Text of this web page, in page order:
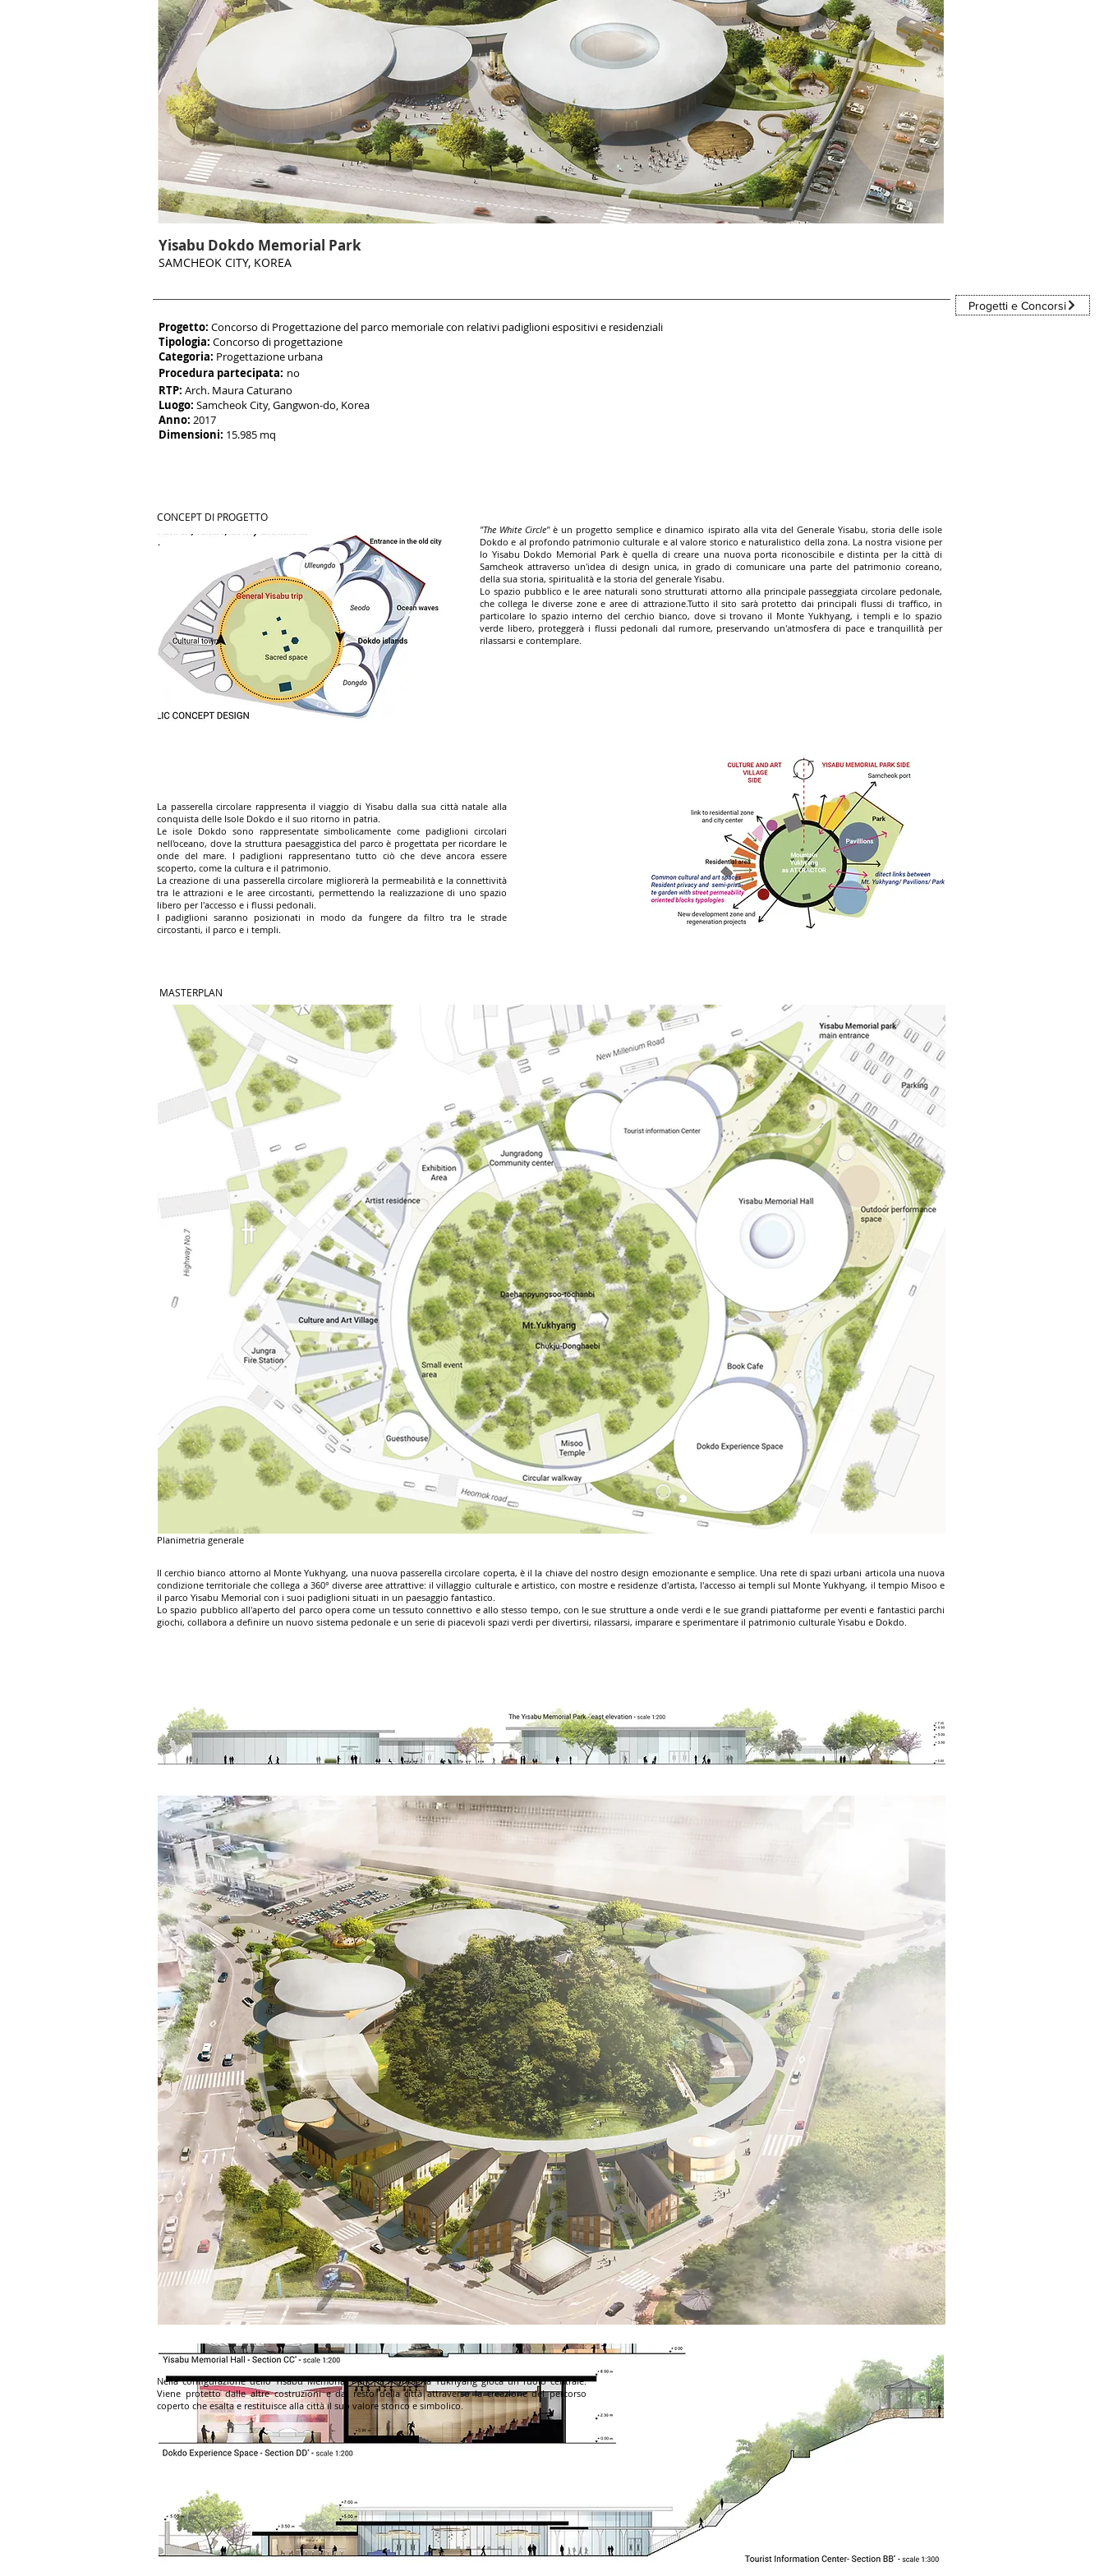
Yisabu Dokdo Memorial Park
SAMCHEOK CITY, KOREA
Progetto: Concorso di Progettazione del parco memoriale con relativi padiglioni espositivi e residenziali
Tipologia: Concorso di progettazione
Categoria: Progettazione urbana
Procedura partecipata: no
RTP: Arch. Maura Caturano
Luogo: Samcheok City, Gangwon-do, Korea
Anno: 2017
Dimensioni: 15.985 mq
Progetti e Concorsi
CONCEPT DI PROGETTO
"The White Circle"è un progetto semplice e dinamico ispirato alla vita del Generale Yisabu, storia delle isole
Dokdo e al profondo patrimonio culturale e al valore storico e naturalistico della zona. La nostra visione per
lo Yisabu Dokdo Memorial Park è quella di creare una nuova porta riconoscibile e distinta per la città di
Samcheok attraverso un'idea di design unica, in grado di comunicare una parte del patrimonio coreano,
della sua storia, spiritualità e la storia del generale Yisabu.
Lo spazio pubblico e le aree naturali sono strutturati attorno alla principale passeggiata circolare pedonale,
che collega le diverse zone e aree di attrazione.Tutto il sito sarà protetto dai principali flussi di traffico, in
particolare lo spazio interno del cerchio bianco, dove si trovano il Monte Yukhyang, i templi e lo spazio
verde libero, proteggerà i flussi pedonali dal rumore, preservando un'atmosfera di pace e tranquillità per
rilassarsi e contemplare.
La passerella circolare rappresenta il viaggio di Yisabu dalla sua città natale alla
conquista delle Isole Dokdo e il suo ritorno in patria.
Le isole Dokdo sono rappresentate simbolicamente come padiglioni circolari
nell'oceano, dove la struttura paesaggistica del parco è progettata per ricordare le
onde del mare. I padiglioni rappresentano tutto ciò che deve ancora essere
scoperto, come la cultura e il patrimonio.
La creazione di una passerella circolare migliorerà la permeabilità e la connettività
tra le attrazioni e le aree circostanti, permettendo la realizzazione di uno spazio
libero per l'accesso e i flussi pedonali.
I padiglioni saranno posizionati in modo da fungere da filtro tra le strade
circostanti, il parco e i templi.
MASTERPLAN
Planimetria generale
Il cerchio bianco attorno al Monte Yukhyang, una nuova passerella circolare coperta, è il la chiave del nostro design emozionante e semplice. Una rete di spazi urbani articola una nuova
condizione territoriale che collega a 360° diverse aree attrattive: il villaggio culturale e artistico, con mostre e residenze d'artista, l'accesso ai templi sul Monte Yukhyang, il tempio Misoo e
il parco Yisabu Memorial con i suoi padiglioni situati in un paesaggio fantastico.
Lo spazio pubblico all'aperto del parco opera come un tessuto connettivo e allo stesso tempo, con le sue strutture a onde verdi e le sue grandi piattaforme per eventi e fantastici parchi
giochi, collabora a definire un nuovo sistema pedonale e un serie di piacevoli spazi verdi per divertirsi, rilassarsi, imparare e sperimentare il patrimonio culturale Yisabu e Dokdo.
Nella configurazione dello Yisabu Memorial Park, la montagna Yukhyang gioca un ruolo centrale.
Viene protetto dalle altre costruzioni e dal resto della città attraverso la creazione del percorso
coperto che esalta e restituisce alla città il suo valore storico e simbolico.